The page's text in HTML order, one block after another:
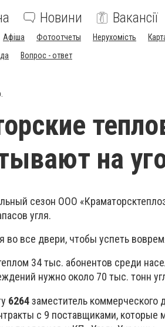
Новини Вакансії
Афіша Фотоотчеты Нерухомість
Вопрос - ответ
на
сезон ООО
угля.
во все двери, чтобы успеть
34 тыс. абонентов среди
нужно около 70 тыс. тонн
6264заместитель коммерческого
с 9 поставщиками, которые